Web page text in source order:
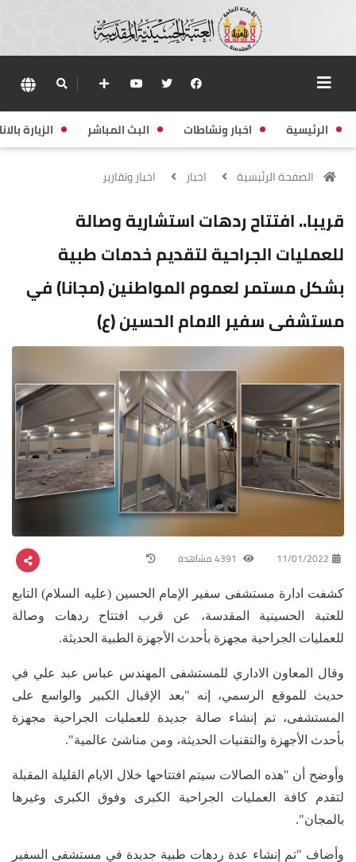
الرئيسية اخبار ونشاطات البث المباشر الزيارة
الصفحة الرئيسية اخبار اخبار وتقارير
قريبا.. افتتاح ردهات استشارية وصالة
للعمليات الجراحية لتقديم خدمات طبية
بشكل مستمر لعموم المواطنين (مجانا) في
مستشفى سفير الامام الحسين (ع)
11/01/2022
كشفت ادارة مستشفى سفير الإمام الحسين (عليه السلام) التابع
للعتبة الحسينية المقدسة، عن قرب افتتاح ردهات وصالة
للعمليات الجراحية مجهزة بأحدث الأجهزة الطبية الحديثة.
وقال المعاون الاداري للمستشفى المهندس عباس عبد علي في
حديث للموقع الرسمي، إنه "بعد الإقبال الكبير والواسع على
المستشفى، تم إنشاء صالة جديدة للعمليات الجراحية مجهزة
بأحدث الأجهزة والتقنيات الحديثة، ومن مناشئ عالمية".
وأوضح أن "هذه الصالات سيتم افتتاحها خلال الايام القليلة المقبلة
لتقدم كافة العمليات الجراحية الكبرى وفوق الكبرى وغيرها
بالمجان".
وأضاف "تم إنشاء عدة ردهات طبية جديدة في مستشفى السفير